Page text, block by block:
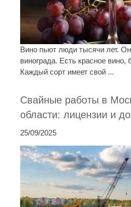
Вино пьют люди тысячи лет.
винограда. Есть красное вино,
Каждый сорт имеет свой ...
Свайные работы в
области: лицензии и
25/09/2025